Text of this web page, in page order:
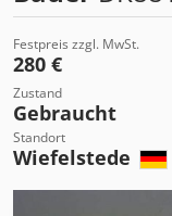
Festpreis zzgl. MwSt.
280 €
Zustand
Gebraucht
Standort
Wiefelstede